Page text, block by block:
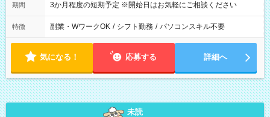
期間 3か月程度の短期予定 ※開始日はお気軽にご相談ください
特徴 副業・WワークOK / シフト勤務 / パソコンスキル不要
気になる！ 応募する 詳細へ
未読